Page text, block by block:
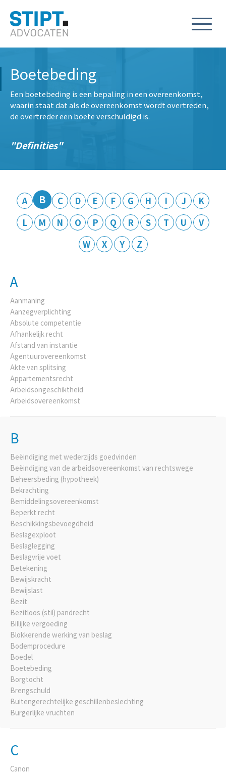
Boetebeding
Een boetebeding is een bepaling in een overeenkomst,
waarin staat dat als de overeenkomst wordt overtreden,
de overtreder een boete verschuldigd is.
Definities
A B C D E F G H I J
K
L
M N O P Q R S T U
V
W
X Y Z
A
Aanmaning
Aanzegverplichting
Absolute competentie
Afhankelijk recht
Afstand van instantie
Agentuurovereenkomst
Akte van splitsing
Appartementsrecht
Arbeidsongeschiktheid
Arbeidsovereenkomst
B
Beëindiging met wederzijds goedvinden
Beëindiging van de arbeidsovereenkomst van rechtswege
Beheersbeding (hypotheek)
Bekrachting
Bemiddelingsovereenkomst
Beperkt recht
Beschikkingsbevoegdheid
Beslagexploot
Beslaglegging
Beslagvrije voet
Betekening
Bewijskracht
Bewijslast
Bezit
Bezitloos (stil) pandrecht
Billijke vergoeding
Blokkerende werking van beslag
Bodemprocedure
Boedel
Boetebeding
Borgtocht
Brengschuld
Buitengerechtelijke geschillenbeslechting
Burgerlijke vruchten
C
Canon